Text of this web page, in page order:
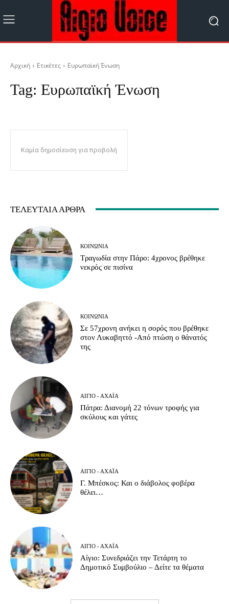
Αρχική Ετικέτες Ευρωπαϊκή Ένωση
Tag: Ευρωπαϊκή Ένωση
Καμία δημοσίευση για προβολή
ΤΕΛΕΥΤΑΊΑ ΆΡΘΡΑ
ΚΟΙΝΩΝΊΑ
Τραγωδία στην Πάρο: 4χρονος βρέθηκε
νεκρός σε πισίνα
ΚΟΙΝΩΝΊΑ
Σε 57χρονη ανήκει η σορός που βρέθηκε
στον Λυκαβηττό -Από πτώση ο θάνατός
της
ΑΊΓΙΟ - ΑΧΑΪ́Α
Πάτρα: Διανομή 22 τόνων τροφής για
σκύλους και γάτες
ΑΊΓΙΟ - ΑΧΑΪ́Α
Γ. Μπέσκος: Και ο διάβολος φοβέρα
θέλει…
ΑΊΓΙΟ - ΑΧΑΪ́Α
Αίγιο: Συνεδριάζει την Τετάρτη το
Δημοτικό Συμβούλιο – Δείτε τα θέματα